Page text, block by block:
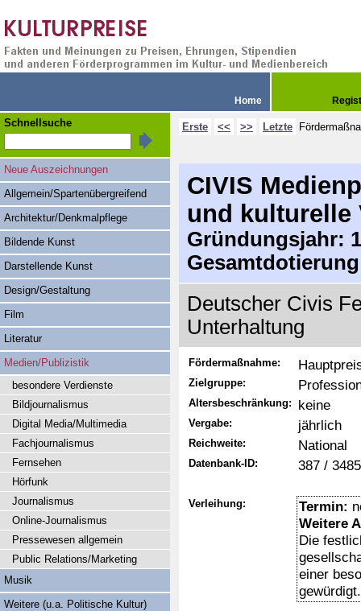
Home
Erste << >> Letzte
CIVIS
und kulturelle
Gründungsjahr:
Deutscher Civis
Unterhaltung
Fördermaßnahme:
Zielgruppe:
Altersbeschränkung: keine
Vergabe: jährlich
Reichweite: National
Datenbank-ID: 387 / 3485
Verleihung: Termin:
Weitere
Die
einer
gewürdigt.
Schnellsuche
Neue Auszeichnungen
Allgemein/Spartenübergreifend
Architektur/Denkmalpflege
Bildende Kunst
Darstellende Kunst
Design/Gestaltung
Film
Literatur
Medien/Publizistik
besondere Verdienste
Bildjournalismus
Digital Media/Multimedia
Fachjournalismus
Fernsehen
Hörfunk
Journalismus
Online-Journalismus
Pressewesen allgemein
Public Relations/Marketing
Musik
Weitere (u.a. Politische Kultur)